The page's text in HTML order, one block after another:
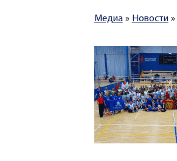
Вы здесь
Медиа» Новости»
Создано